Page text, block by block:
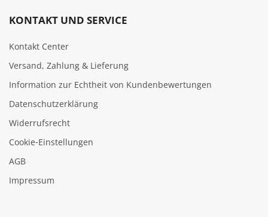
KONTAKT UND SERVICE
Kontakt Center
Versand, Zahlung & Lieferung
Information zur Echtheit von Kundenbewertungen
Datenschutzerklärung
Widerrufsrecht
Cookie‑Einstellungen
AGB
Impressum